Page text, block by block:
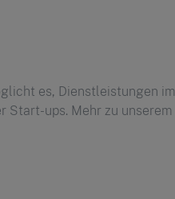
es, Dienstleistungen im
Start-ups. Mehr zu unserem